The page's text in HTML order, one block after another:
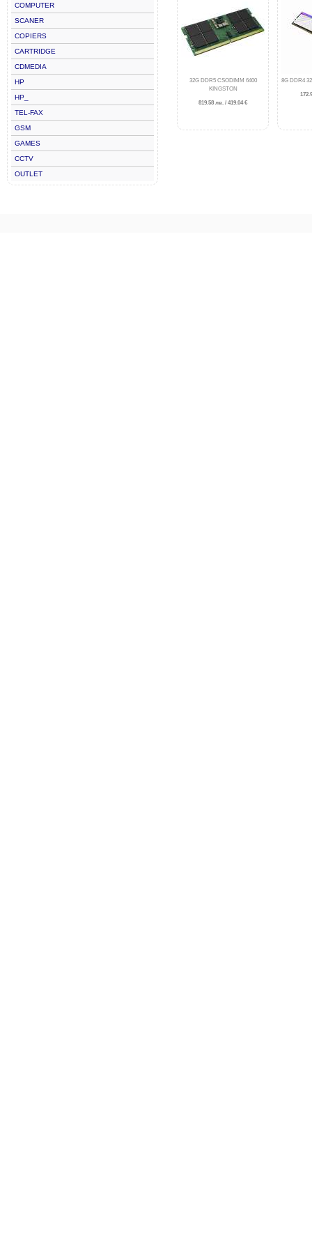
COMPUTER
SCANER
COPIERS
CARTRIDGE
CDMEDIA
HP
HP_
TEL-FAX
GSM
GAMES
CCTV
OUTLET
32G DDR5 CSODIMM 6400
KINGSTON
819.58 лв. / 419.04 €
8G DDR4